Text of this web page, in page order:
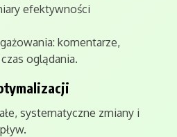
efektywności
komentarze,
oglądania.
systematyczne zmiany i